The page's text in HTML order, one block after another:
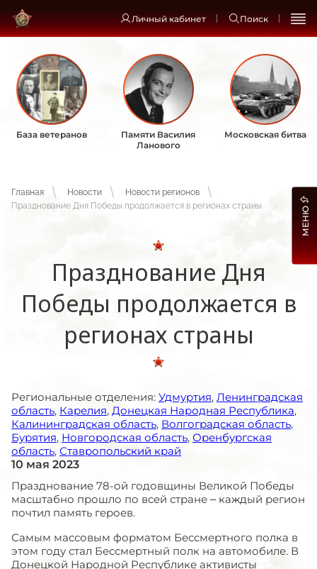
Личный кабинет Поиск
База ветеранов
Памяти Василия
Ланового
Московская битва
Главная Новости
Новости регионов
Празднование Дня Победы продолжается в регионах страны
Празднование Дня
Победы продолжается в
регионах страны
Региональные отделения: Удмуртия, Ленинградская
область, Карелия, Донецкая Народная Республика,
Калининградская область, Волгоградская область,
Бурятия, Новгородская область, Оренбургская
область, Ставропольский край
10 мая 2023
Празднование 78-ой годовщины Великой Победы
масштабно прошло по всей стране – каждый регион
почтил память героев.
Самым массовым форматом Бессмертного полка в
этом году стал Бессмертный полк на автомобиле. В
Донецкой Народной Республике активисты
МЕНЮ